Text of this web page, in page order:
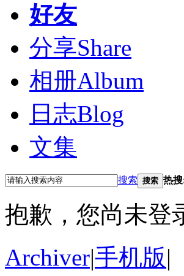
好友
分享Share
相册Album
日志Blog
文集
搜索 搜索 热
抱歉，您尚未登
Archiver|手机版|